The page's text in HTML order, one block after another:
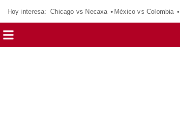
Hoy interesa: Chicago vs Necaxa México vs Colombia